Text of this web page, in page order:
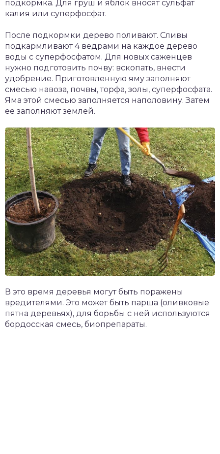
подкормка. Для груш и яблок вносят сульфат
калия или суперфосфат.
После подкормки дерево поливают. Сливы
подкармливают 4 ведрами на каждое дерево
воды с суперфосфатом. Для новых саженцев
нужно подготовить почву: вскопать, внести
удобрение. Приготовленную яму заполняют
смесью навоза, почвы, торфа, золы, суперфосфата.
Яма этой смесью заполняется наполовину. Затем
ее заполняют землей.
В это время деревья могут быть поражены
вредителями. Это может быть парша (оливковые
пятна деревьях), для борьбы с ней используются
бордосская смесь, биопрепараты.